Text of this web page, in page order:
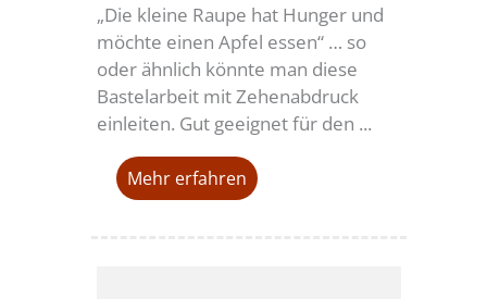
„Die kleine Raupe hat Hunger und
möchte einen Apfel essen“ … so
oder ähnlich könnte man diese
Bastelarbeit mit Zehenabdruck
einleiten. Gut geeignet für den ...
Mehr erfahren